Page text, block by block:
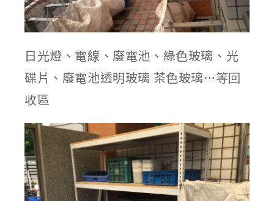
日光燈、電線、廢電池、綠色玻璃、光
碟片、廢電池透明玻璃 茶色玻璃…等回
收區